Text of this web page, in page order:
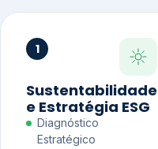
1
Sustentabilidade
e Estratégia ESG
Diagnóstico
Estratégico